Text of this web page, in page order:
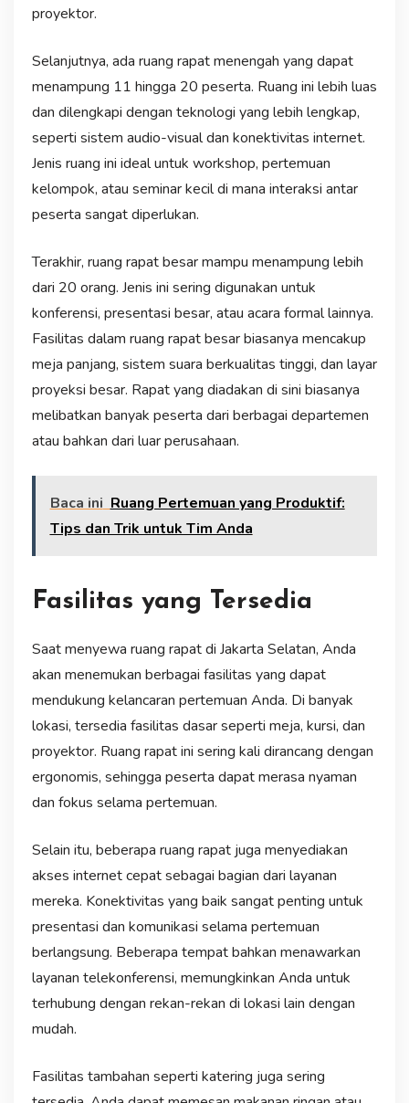
proyektor.
Selanjutnya, ada ruang rapat menengah yang dapat
menampung 11 hingga 20 peserta. Ruang ini lebih luas
dan dilengkapi dengan teknologi yang lebih lengkap,
seperti sistem audio-visual dan konektivitas internet.
Jenis ruang ini ideal untuk workshop, pertemuan
kelompok, atau seminar kecil di mana interaksi antar
peserta sangat diperlukan.
Terakhir, ruang rapat besar mampu menampung lebih
dari 20 orang. Jenis ini sering digunakan untuk
konferensi, presentasi besar, atau acara formal lainnya.
Fasilitas dalam ruang rapat besar biasanya mencakup
meja panjang, sistem suara berkualitas tinggi, dan layar
proyeksi besar. Rapat yang diadakan di sini biasanya
melibatkan banyak peserta dari berbagai departemen
atau bahkan dari luar perusahaan.
Baca ini Ruang Pertemuan yang Produktif:
Tips dan Trik untuk Tim Anda
Fasilitas yang Tersedia
Saat menyewa ruang rapat di Jakarta Selatan, Anda
akan menemukan berbagai fasilitas yang dapat
mendukung kelancaran pertemuan Anda. Di banyak
lokasi, tersedia fasilitas dasar seperti meja, kursi, dan
proyektor. Ruang rapat ini sering kali dirancang dengan
ergonomis, sehingga peserta dapat merasa nyaman
dan fokus selama pertemuan.
Selain itu, beberapa ruang rapat juga menyediakan
akses internet cepat sebagai bagian dari layanan
mereka. Konektivitas yang baik sangat penting untuk
presentasi dan komunikasi selama pertemuan
berlangsung. Beberapa tempat bahkan menawarkan
layanan telekonferensi, memungkinkan Anda untuk
terhubung dengan rekan-rekan di lokasi lain dengan
mudah.
Fasilitas tambahan seperti katering juga sering